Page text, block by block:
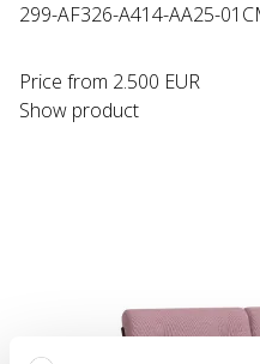
299-AF326-A414-AA25-
Price from 2.500 EUR
Show product